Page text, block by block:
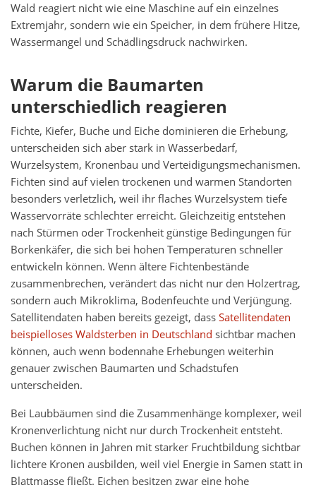
Wald reagiert nicht wie eine Maschine auf ein einzelnes
Extremjahr, sondern wie ein Speicher, in dem frühere Hitze,
Wassermangel und Schädlingsdruck nachwirken.
Warum die Baumarten
unterschiedlich reagieren
Fichte, Kiefer, Buche und Eiche dominieren die Erhebung,
unterscheiden sich aber stark in Wasserbedarf,
Wurzelsystem, Kronenbau und Verteidigungsmechanismen.
Fichten sind auf vielen trockenen und warmen Standorten
besonders verletzlich, weil ihr flaches Wurzelsystem tiefe
Wasservorräte schlechter erreicht. Gleichzeitig entstehen
nach Stürmen oder Trockenheit günstige Bedingungen für
Borkenkäfer, die sich bei hohen Temperaturen schneller
entwickeln können. Wenn ältere Fichtenbestände
zusammenbrechen, verändert das nicht nur den Holzertrag,
sondern auch Mikroklima, Bodenfeuchte und Verjüngung.
Satellitendaten haben bereits gezeigt, dassSatellitendaten
beispielloses Waldsterben in Deutschland sichtbar machen
können, auch wenn bodennahe Erhebungen weiterhin
genauer zwischen Baumarten und Schadstufen
unterscheiden.
Bei Laubbäumen sind die Zusammenhänge komplexer, weil
Kronenverlichtung nicht nur durch Trockenheit entsteht.
Buchen können in Jahren mit starker Fruchtbildung sichtbar
lichtere Kronen ausbilden, weil viel Energie in Samen statt in
Blattmasse fließt. Eichen besitzen zwar eine hohe